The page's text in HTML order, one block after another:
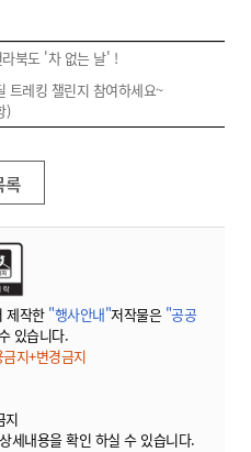
북도 '차 없는 날' !
트레킹 챌린지 참여하세요~
)
록
제작한 "행사안내"저작물은 "공공
있습니다.
지+변경금지
지
세내용을 확인 하실 수 있습니다.